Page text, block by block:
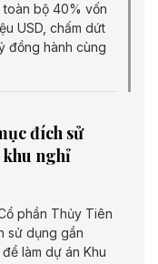
bộ 40% vốn
USD, chấm dứt
đồng hành cùng
đích sử
khu nghỉ
phần Thủy Tiên
sử dụng gần
làm dự án Khu